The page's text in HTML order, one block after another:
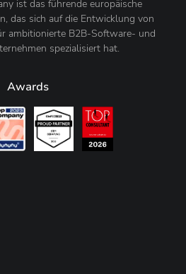
ist das führende europäische
das sich auf die Entwicklung von
ambitionierte B2B-Software- und
spezialisiert hat.
Awards